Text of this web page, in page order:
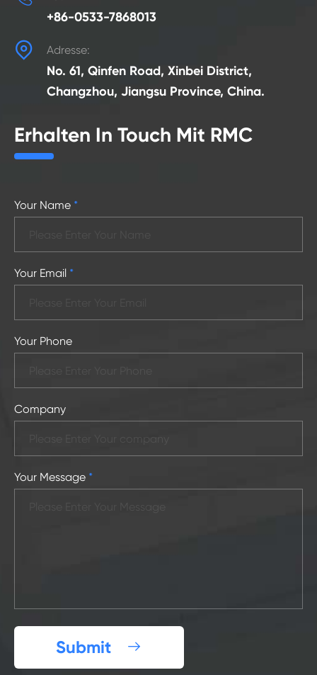
+86-0533-7868013
 Adresse:
No. 61, Qinfen Road, Xinbei District,
Changzhou, Jiangsu Province, China.
Erhalten In Touch Mit RMC
Your Name *
Your Email *
Your Phone
Company
Your Message *
Submit 